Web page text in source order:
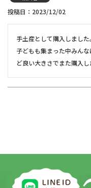
投稿日 2023/12/02
手土産として購入しました。
子どもも集まった中みん
ど良い大きさでまた購入し